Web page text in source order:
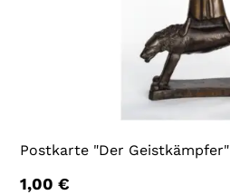
Postkarte "Der Geistkämpfer"
1,00€